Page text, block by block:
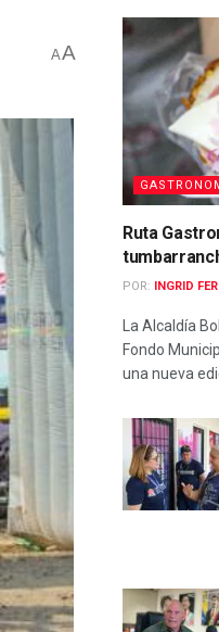
AA
Ruta
POR: INGRID
La Alcaldía
Fondo
una nueva